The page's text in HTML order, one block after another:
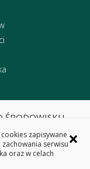
ŚRODOWISKU
746 95 59
×
zapisywane
serwisu
oraz w celach